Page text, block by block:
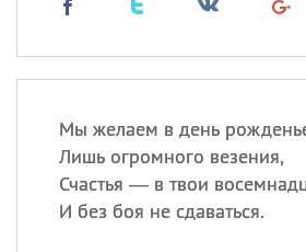
Мы желаем в день
Лишь огромного везения,
Счастья — в твои
И без боя не сдаваться.